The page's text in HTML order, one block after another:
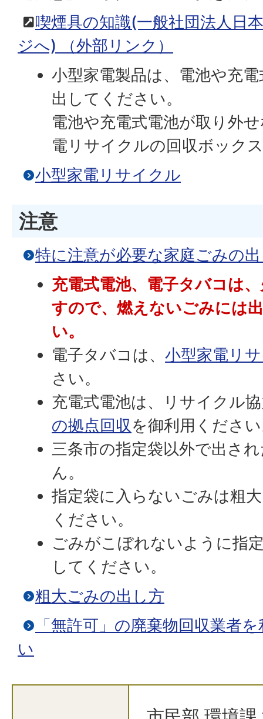
喫煙具の知識(一般社団法人日
ジへ)
（外部リンク）
小型家電製品は、電池や充
出してください。
電池や充電式電池が取り外
電リサイクルの回収ボック
小型家電リサイクル
注意
特に注意が必要な家庭ごみの
充電式電池、電子タバコは
すので、燃えないごみには
い。
電子タバコは、小型家電リ
さい。
充電式電池は、リサイクル
の拠点回収を御利用くださ
三条市の指定袋以外で出さ
ん。
指定袋に入らないごみは粗
ください。
ごみがこぼれないように指
してください。
粗大ごみの出し方
「無許可」の廃棄物回収業者
い